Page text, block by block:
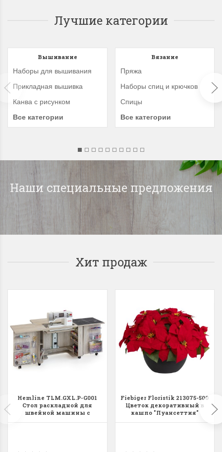
Лучшие категории
Вышивание
Наборы для вышивания
Прикладная вышивка
Канва с рисунком
Все категории
Вязание
Пряжа
Наборы спиц и крючков
Спицы
Все категории
Наши специальные предложения
Хит продаж
Hemline TLM.GXL.P-G001
Стол раскладной для
швейной машины с
Fiebiger Floristik 213075-500
Цветок декоративный в
кашпо "Пуансеттия"